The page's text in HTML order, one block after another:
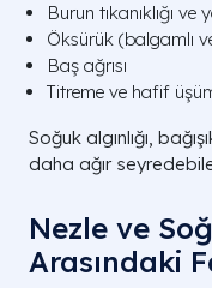
Burun tıkanıklığı ve
Öksürük (balgamlı
Baş ağrısı
Titreme ve hafif
Soğuk algınlığı,
daha ağır
Nezle ve
Arasındaki